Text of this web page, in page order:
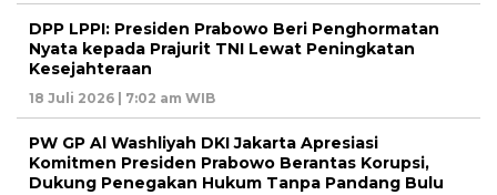
DPP LPPI: Presiden Prabowo Beri Penghormatan
Nyata kepada Prajurit TNI Lewat Peningkatan
Kesejahteraan
18 Juli 2026 | 7:02 am WIB
PW GP Al Washliyah DKI Jakarta Apresiasi
Komitmen Presiden Prabowo Berantas Korupsi,
Dukung Penegakan Hukum Tanpa Pandang Bulu